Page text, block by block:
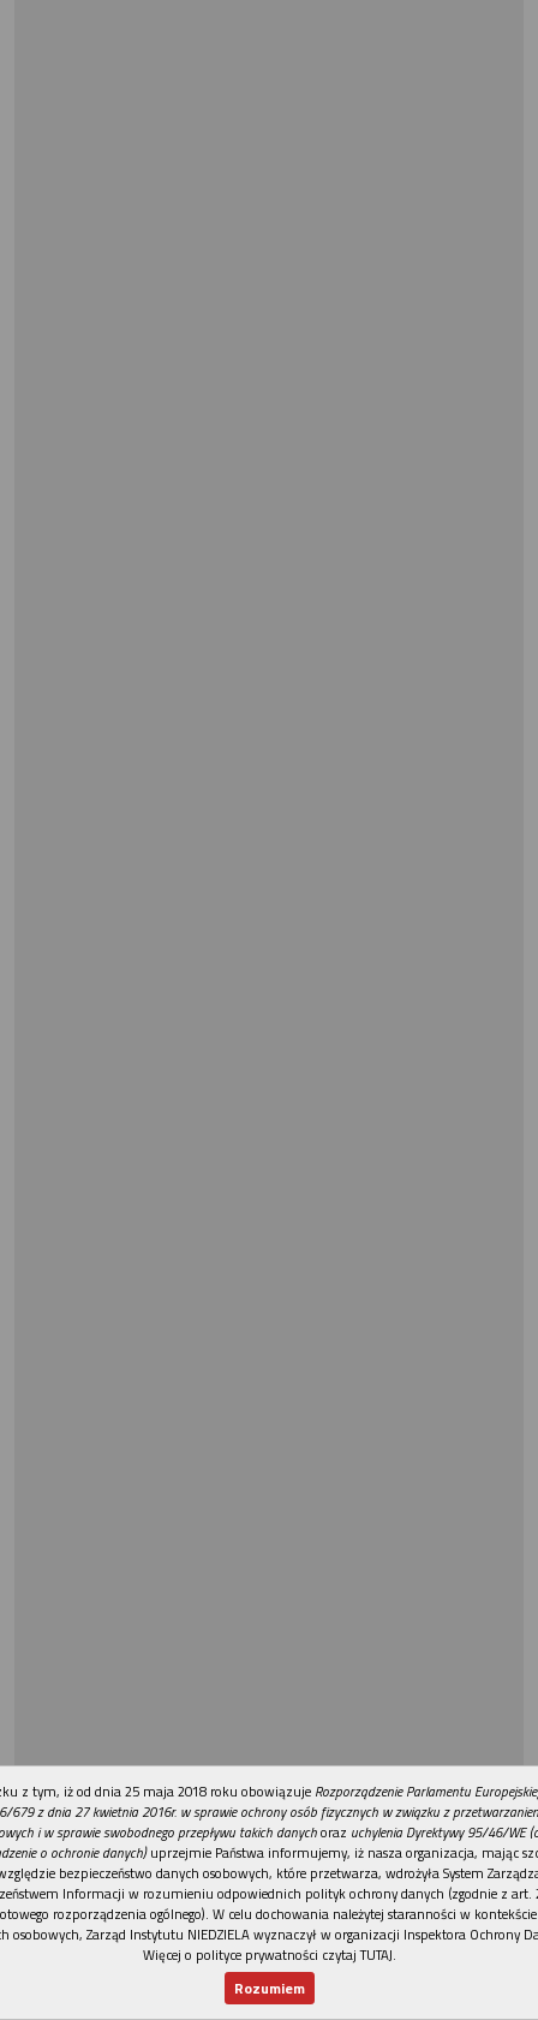
REKLAMA
z tym, iż od dnia 25 maja 2018 roku obowiązuje Rozporządzenie Parlamentu
679 z dnia 27 kwietnia 2016r. w sprawie ochrony osób fizycznych w związku z
i w sprawie swobodnego przepływu takich danychoraz uchylenia Dyrektywy 95/46/WE
o ochronie danych)uprzejmie Państwa informujemy, iż nasza organizacja, mając
bezpieczeństwo danych osobowych, które przetwarza, wdrożyła System
Informacji w rozumieniu odpowiednich polityk ochrony danych (zgodnie z art.
rozporządzenia ogólnego). W celu dochowania należytej staranności w
osobowych, Zarząd Instytutu NIEDZIELA wyznaczył w organizacji Inspektora Ochrony
Więcej o polityce prywatności czytaj TUTAJ.
Rozumiem